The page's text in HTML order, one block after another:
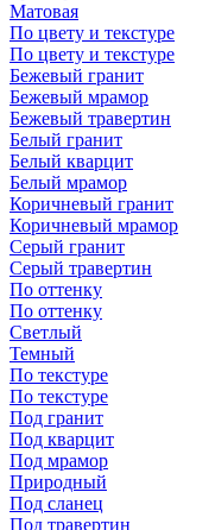
Матовая
По цвету и текстуре
По цвету и текстуре
Бежевый гранит
Бежевый мрамор
Бежевый травертин
Белый гранит
Белый кварцит
Белый мрамор
Коричневый гранит
Коричневый мрамор
Серый гранит
Серый травертин
По оттенку
По оттенку
Светлый
Темный
По текстуре
По текстуре
Под гранит
Под кварцит
Под мрамор
Природный
Под сланец
Под травертин